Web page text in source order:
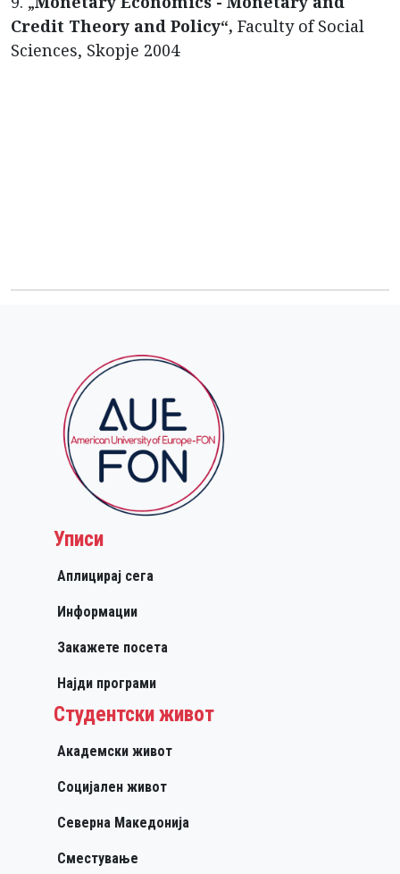
Credit Theory and Policy“, Faculty of Social
Sciences, Skopje 2004
Уписи
Аплицирај сега
Информации
Закажете посета
Најди програми
Студентски живот
Академски живот
Социјален живот
Северна Македонија
Сместување